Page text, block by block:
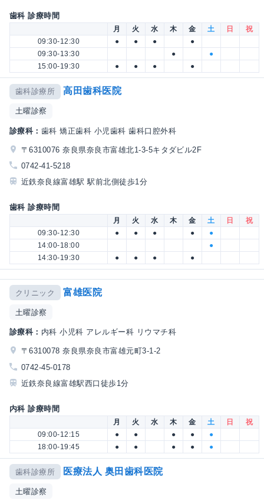
歯科 診療時間
月 火 水 木 金 土 日
祝
09:30-12:30
● ● ●
●
09:30-13:30
●
●
15:00-19:30
● ● ● ●
歯科診療所 高田歯科医院
土曜診察
診療科： 歯科 矯正歯科 小児歯科 歯科口腔外科
〒6310076 奈良県奈良市富雄北1-3-5キタダビル2F
0742-41-5218
近鉄奈良線富雄駅 駅前北側徒歩1分
歯科 診療時間
月 火 水 木 金 土 日
祝
09:30-12:30
● ● ● ●
●
14:00-18:00
●
14:30-19:30
● ● ● ●
クリニック 富雄医院
土曜診察
診療科： 内科 小児科 アレルギー科 リウマチ科
〒6310078 奈良県奈良市富雄元町3-1-2
0742-45-0178
近鉄奈良線富雄駅西口徒歩1分
内科 診療時間
月 火 水 木 金 土 日
祝
09:00-12:15
● ● ● ●
●
18:00-19:45
● ● ● ● ●
歯科診療所 医療法人 奥田歯科医院
土曜診察